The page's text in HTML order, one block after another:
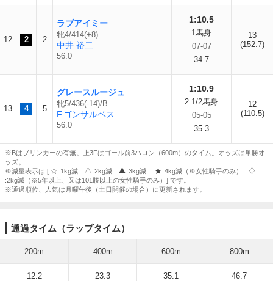
12 2 2
ラブアイミー
牝4/414(+8)
中井 裕二
56.0
1:10.5
1馬身
07-07
34.7
13
(152.7)
13 4 5
グレースルージュ
牝5/436(-14)/B
F.ゴンサルベス
56.0
1:10.9
2 1/2馬身
05-05
35.3
12
(110.5)
※Bはブリンカーの有無。上3Fはゴール前3ハロン（600m）のタイム。オッズは単勝オ
ッズ。
※減量表示は [
:1kg減 :2kg減 :3kg減
:4kg減（※女性騎手のみ）
:2kg減（※5年以上、又は101勝以上の女性騎手のみ）] です。
※通過順位、人気は月曜午後（土日開催の場合）に更新されます。
通過タイム（ラップタイム）
200m 400m 600m 800m
12.2
23.3
35.1
46.7